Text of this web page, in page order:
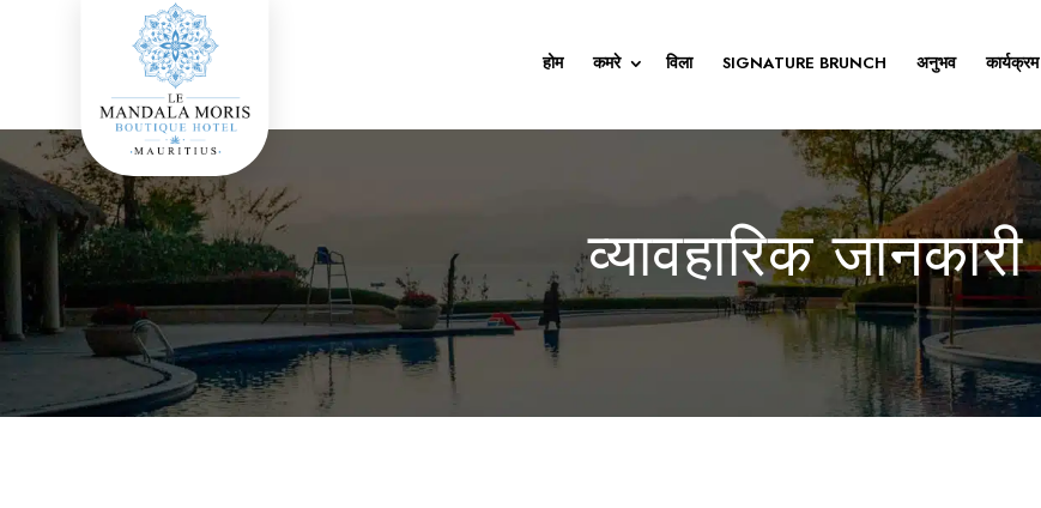
होम कमरे विला SIGNATURE BRUNCH अनुभव कार्यक्रम
व्यावहारिक जानकारी